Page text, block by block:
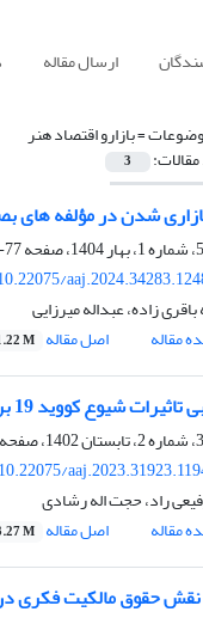
ارسال مقاله
=بازارو اقتصاد هنر
3
شدن در مؤلفه
77-94
زاده، عبداله میرزایی
مقاله
اصل مقاله M
کووید 19 بر زنجیره‌ی تامین و الزامات بازارهای کلان فرش دستباف افغانستان
10.22075/
راد، حجت اله رشادی
مقاله
اصل مقاله M
نقش حقوق مالکیت فکری